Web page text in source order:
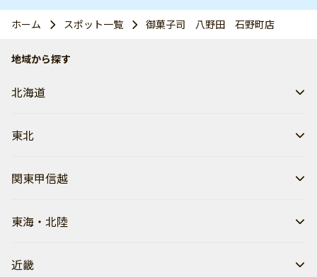
ホーム スポット一覧 御菓子司 八野田 石野町店
地域から探す
北海道
東北
関東甲信越
東海・北陸
近畿